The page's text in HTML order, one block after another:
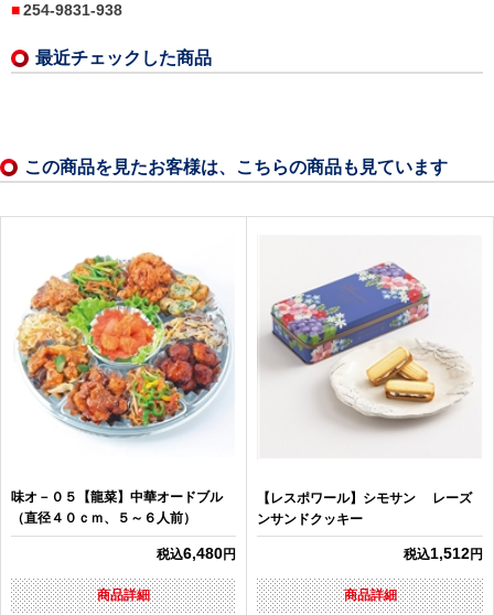
254-9831-938
最近チェックした商品
この商品を見たお客様は、こちらの商品も見ています
味オ－０５【龍菜】中華オードブル
（直径４０ｃｍ、５～６人前）
税込6,480円
商品詳細
【レスポワール】シモサン レーズ
ンサンドクッキー
税込1,512円
商品詳細